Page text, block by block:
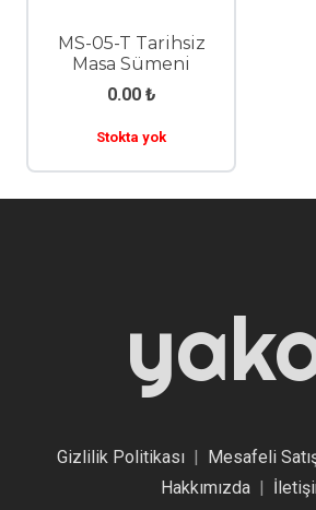
MS-05-T Tarihsiz
Masa Sümeni
0.00 ₺
Stokta yok
Gizlilik Politikası| Mesafeli
Hakkımızda |